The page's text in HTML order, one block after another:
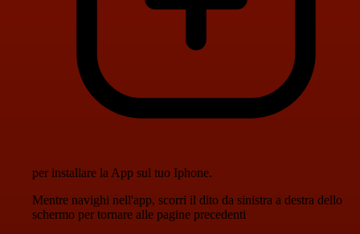
per installare la App sul tuo Iphone.
Mentre navighi nell'app, scorri il dito da sinistra a destra dello
schermo per tornare alle pagine precedenti